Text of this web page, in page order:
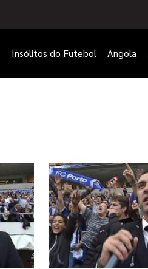
Insólitos do Futebol Angola